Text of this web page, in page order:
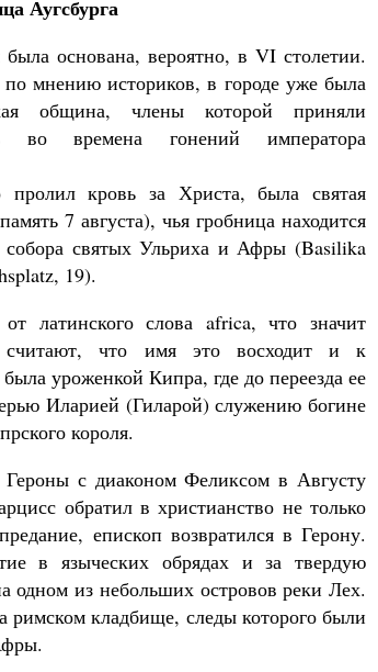
Аугсбурга
была основана, вероятно, в VI столетии.
мнению историков, в городе уже была
община, члены которой приняли
во времена гонений императора
кровь за Христа, была святая
7 августа), чья гробница находится
собора святых Ульриха и Афры (Basilika
19).
латинского слова africa, что значит
считают, что имя это восходит и к
уроженкой Кипра, где до переезда ее
Иларией (Гиларой) служению богине
короля.
с диаконом Феликсом в Августу
обратил в христианство не только
епископ возвратился в Герону.
в языческих обрядах и за твердую
одном из небольших островов реки Лех.
кладбище, следы которого были